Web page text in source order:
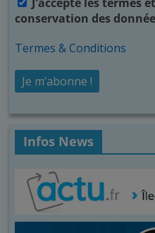
J'accepte les termes
conservation des
Termes & Conditions
Infos News